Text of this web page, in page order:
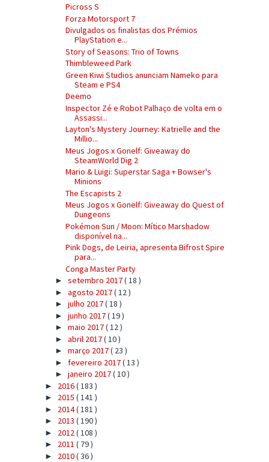
Picross S
Forza Motorsport 7
Divulgados os finalistas dos Prémios
PlayStation e...
Story of Seasons: Trio of Towns
Thimbleweed Park
Green Kiwi Studios anunciam Nameko para
Steam e PS4
Deemo
Inspector Zé e Robot Palhaço de volta em o
Assassi...
Layton's Mystery Journey: Katrielle and the
Millio...
Meus Jogos x Gonelf: Giveaway do
SteamWorld Dig 2
Mario & Luigi: Superstar Saga + Bowser's
Minions
The Escapists 2
Meus Jogos x Gonelf: Giveaway do Quest of
Dungeons
Pokémon Sun / Moon: Mítico Marshadow
disponível na...
Pink Dogs, de Leiria, apresenta Bifrost Spire
para...
Conga Master Party
► setembro 2017( 18 )
► agosto 2017( 12 )
► julho 2017( 18 )
► junho 2017( 19 )
► maio 2017( 12 )
► abril 2017( 10 )
► março 2017( 23 )
► fevereiro 2017( 13 )
► janeiro 2017( 10 )
► 2016( 183 )
► 2015 ( 141 )
► 2014( 181 )
► 2013 ( 190 )
► 2012 ( 108 )
► 2011 ( 79 )
► 2010( 36 )